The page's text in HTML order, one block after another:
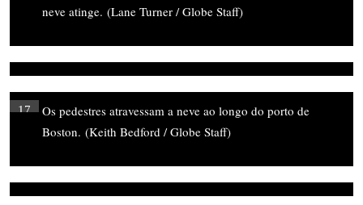
neve atinge. (Lane Turner / Globe Staff)
17
Os pedestres atravessam a neve ao longo do porto de
Boston. (Keith Bedford / Globe Staff)